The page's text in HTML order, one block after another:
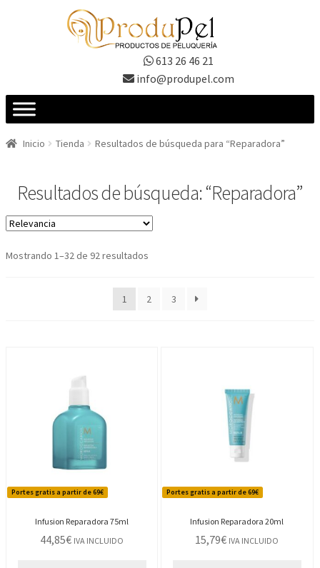
613 26 46 21
info@produpel.com
Inicio Tienda Resultados de búsqueda para “Reparadora”
Resultados de búsqueda: “Reparadora”
Mostrando 1–32 de 92 resultados
últimos
1 2 3
Portes gratis a partir de 69€
Infusion Reparadora 75ml
44,85€ IVA INCLUIDO
Portes gratis a partir de 69€
Infusion Reparadora 20ml
15,79€ IVA INCLUIDO